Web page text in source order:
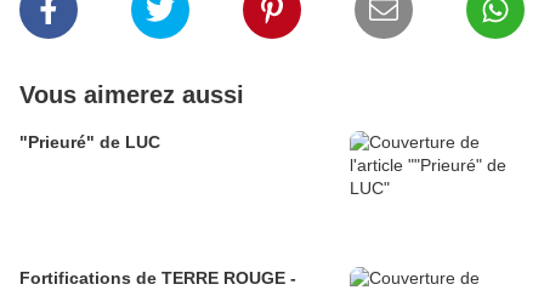
Vous aimerez aussi
"Prieuré" de LUC
Fortifications de TERRE ROUGE -